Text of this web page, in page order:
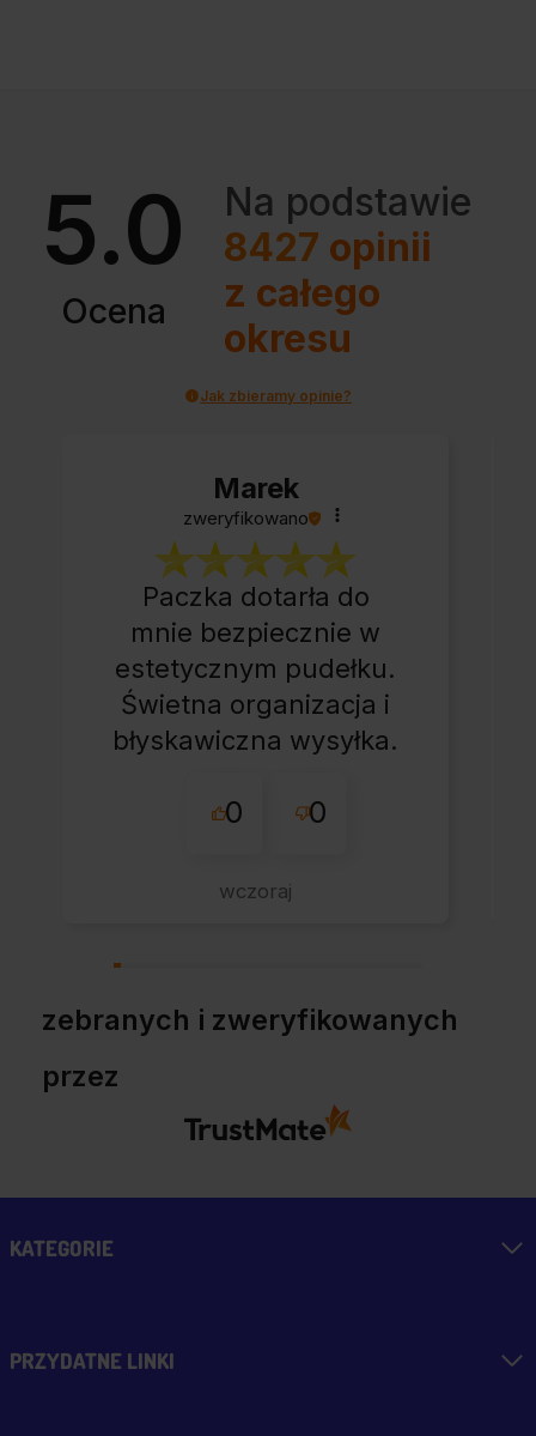
5.0
Ocena
Na podstawie
8427 opinii
z całego
okresu
Jak zbieramy opinie?
Marek
zweryfikowano
Paczka dotarła do
mnie bezpiecznie w
estetycznym pudełku.
Świetna organizacja i
błyskawiczna wysyłka.
sklepu nie pierwszy
wszystko perfekt.
0 0
wczoraj
zebranych i zweryfikowanych
przez
KATEGORIE
PRZYDATNE LINKI